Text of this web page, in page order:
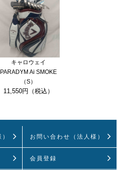
キャロウェイ
PARADYM Ai SMOKE
（S）
11,550円（税込）
お問い合わせ（法人様）
会員登録